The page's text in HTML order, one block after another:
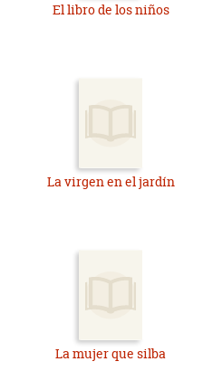
El libro de los niños
La virgen en el jardín
La mujer que silba